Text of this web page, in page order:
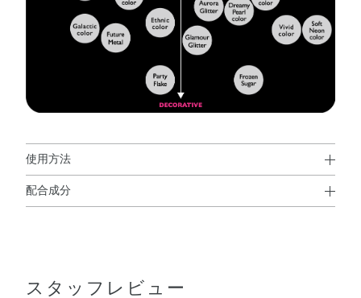
使用方法
使用方法
配合成分
（スチレン／アクリレーツ）コポリマー・アクリレーツコ
スタッフレビュー